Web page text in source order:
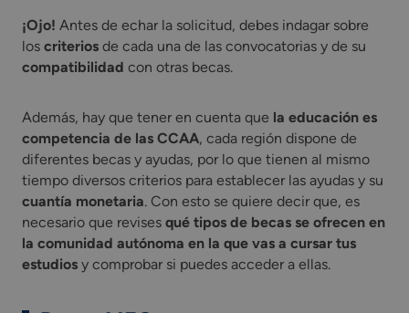
¡Ojo! Antes de echar la solicitud, debes indagar sobre
los criterios de cada una de las convocatorias y de su
compatibilidad con otras becas.
Además, hay que tener en cuenta que la educación es
competencia de las CCAA, cada región dispone de
diferentes becas y ayudas, por lo que tienen al mismo
tiempo diversos criterios para establecer las ayudas y su
cuantía monetaria. Con esto se quiere decir que, es
necesario que revises qué tipos de becas se ofrecen en
la comunidad autónoma en la que vas a cursar tus
estudios y comprobar si puedes acceder a ellas.